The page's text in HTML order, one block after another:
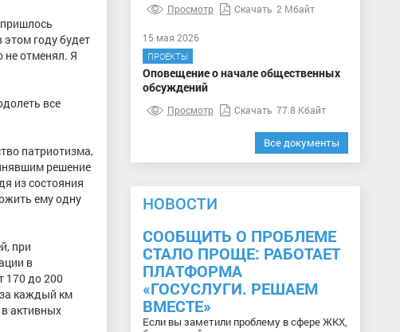
году будет
не отменял. Я
все
патриотизма,
решение
из состояния
ему одну
при
в
170 до 200
за каждый км
активных
Просмотр Скачать 2 Мбайт
15 мая 2026
ПРОЕКТЫ
Оповещение о начале общественных
обсуждений
Просмотр Скачать 77.8 Кбайт
Все документы
НОВОСТИ
СООБЩИТЬ О ПРОБЛЕМЕ
СТАЛО ПРОЩЕ: РАБОТАЕТ
ПЛАТФОРМА
«ГОСУСЛУГИ. РЕШАЕМ
ВМЕСТЕ»
Если вы заметили проблему в сфере ЖКХ,